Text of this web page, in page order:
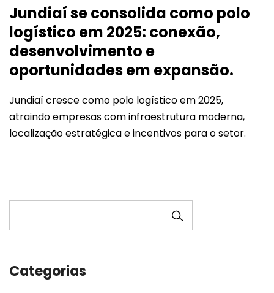
Jundiaí se consolida como polo
logístico em 2025: conexão,
desenvolvimento e
oportunidades em expansão.
Jundiaí cresce como polo logístico em 2025,
atraindo empresas com infraestrutura moderna,
localização estratégica e incentivos para o setor.
Categorias